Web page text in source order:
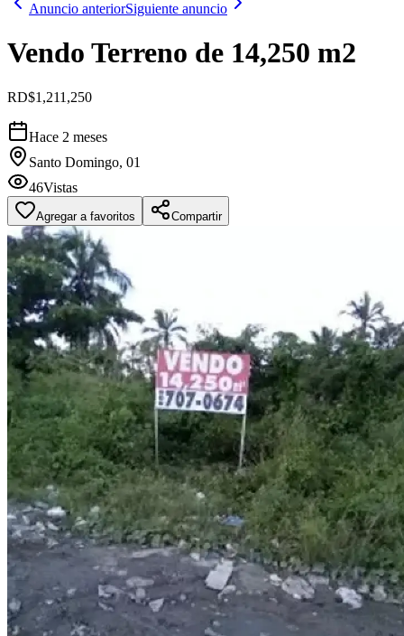
Anuncio anteriorSiguiente anuncio
Vendo Terreno de 14,250 m2
RD$1,211,250
Hace 2 meses
Santo Domingo, 01
46Vistas
Agregar a favoritos Compartir